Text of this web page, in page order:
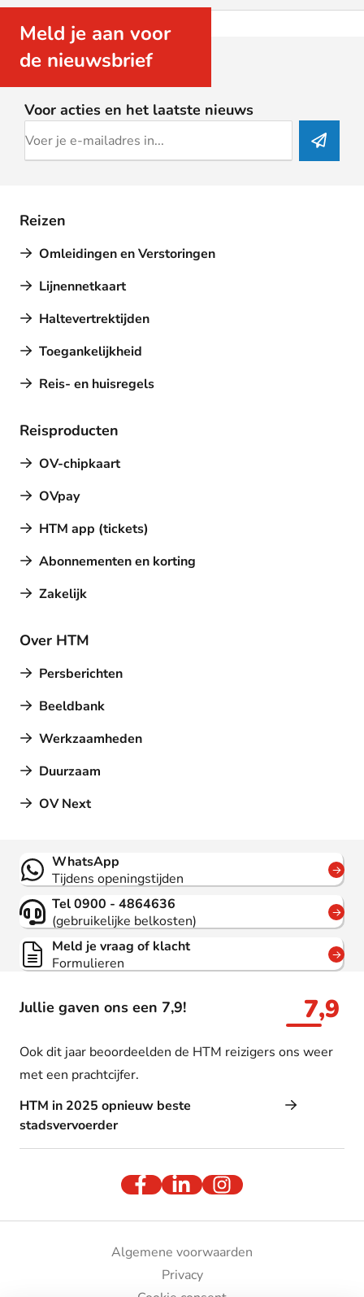
Meld je aan voor
de nieuwsbrief
Voor acties en het laatste nieuws
Reizen
Omleidingen en Verstoringen
Lijnennetkaart
Haltevertrektijden
Toegankelijkheid
Reis- en huisregels
Reisproducten
OV-chipkaart
OVpay
HTM app (tickets)
Abonnementen en korting
Zakelijk
Over HTM
Persberichten
Beeldbank
Werkzaamheden
Duurzaam
OV Next
Jullie gaven ons een 7,9! 7,9
Ook dit jaar beoordeelden de HTM reizigers ons weer
met een prachtcijfer.
HTM in 2025 opnieuw beste
stadsvervoerder
Contact
WhatsApp
Tijdens openingstijden
Tel 0900 - 4864636
(gebruikelijke belkosten)
Meld je vraag of klacht
Formulieren
Algemene voorwaarden
Privacy